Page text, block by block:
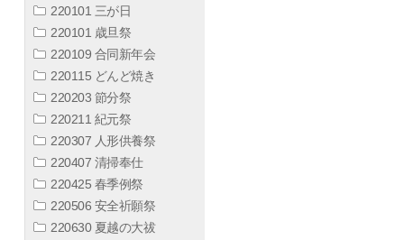
220101 三が日
220101 歳旦祭
220109 合同新年会
220115 どんど焼き
220203 節分祭
220211 紀元祭
220307 人形供養祭
220407 清掃奉仕
220425 春季例祭
220506 安全祈願祭
220630 夏越の大祓